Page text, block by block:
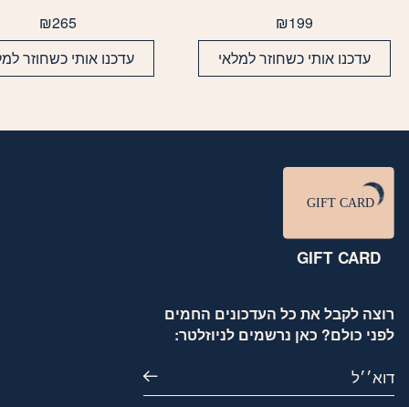
₪199
עדכנו אותי כשחוזר למלאי
₪265
עדכנו אותי כשחוזר
רוצה לקבל את כל העדכונים החמים
לפני כולם? כאן נרשמים לניוזלטר:
דוא׳׳ל
GIFT CARD